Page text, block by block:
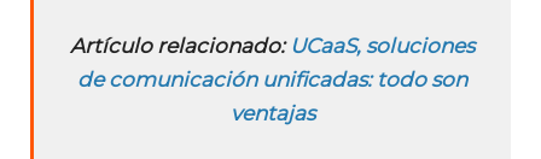
Artículo relacionado: UCaaS, soluciones
de comunicación unificadas: todo son
ventajas